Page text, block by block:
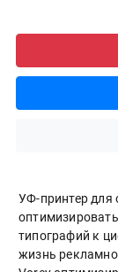
УФ-принтер для
типографий к
жизнь